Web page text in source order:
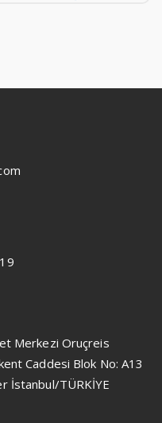
Merkezi Oruçreis
Caddesi Blok No: A13
İstanbul/TÜRKİYE